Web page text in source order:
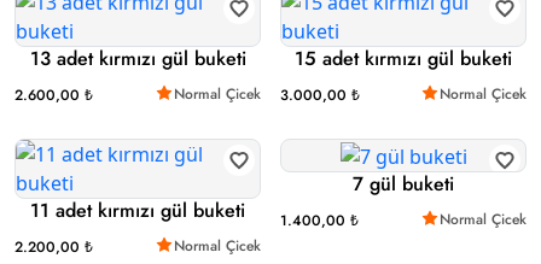
13 adet kırmızı gül buketi
2.600,00 ₺ Normal Çicek
15 adet kırmızı gül buketi
3.000,00 ₺ Normal Çicek
11 adet kırmızı gül buketi
2.200,00 ₺ Normal Çicek
7 gül buketi
1.400,00 ₺ Normal Çicek